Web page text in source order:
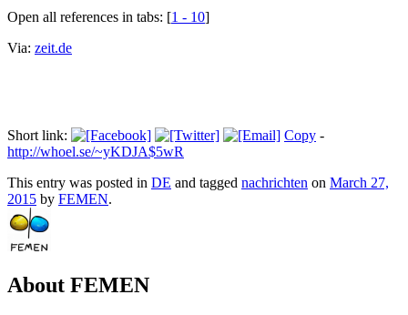
Open all references in tabs: [1 - 10]
Via: zeit.de
Short link: Copy -
http://whoel.se/~yKDJA$5wR
This entry was posted in DE and tagged nachrichten on March 27,
2015 by FEMEN.
About FEMEN